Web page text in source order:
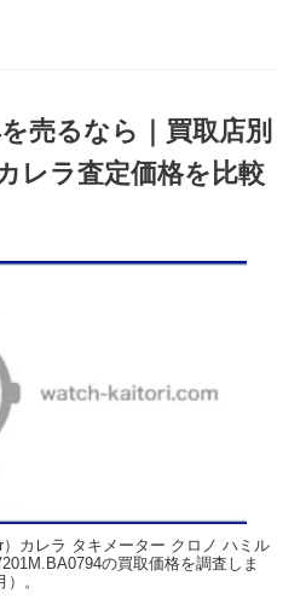
売るなら｜買取店別
レラ査定価格を比較
カレラ タキメーター クロノ ハミル
の買取価格を調査しま
。